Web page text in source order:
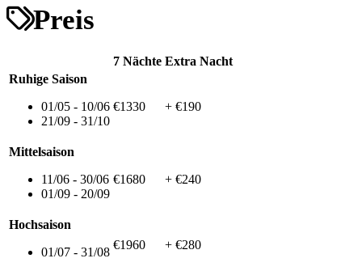
Preis
7 Nächte Extra Nacht
Ruhige Saison
01/05 - 10/06
21/09 - 31/10
€1330 + €190
Mittelsaison
11/06 - 30/06
01/09 - 20/09
€1680 + €240
Hochsaison
01/07 - 31/08
€1960 + €280